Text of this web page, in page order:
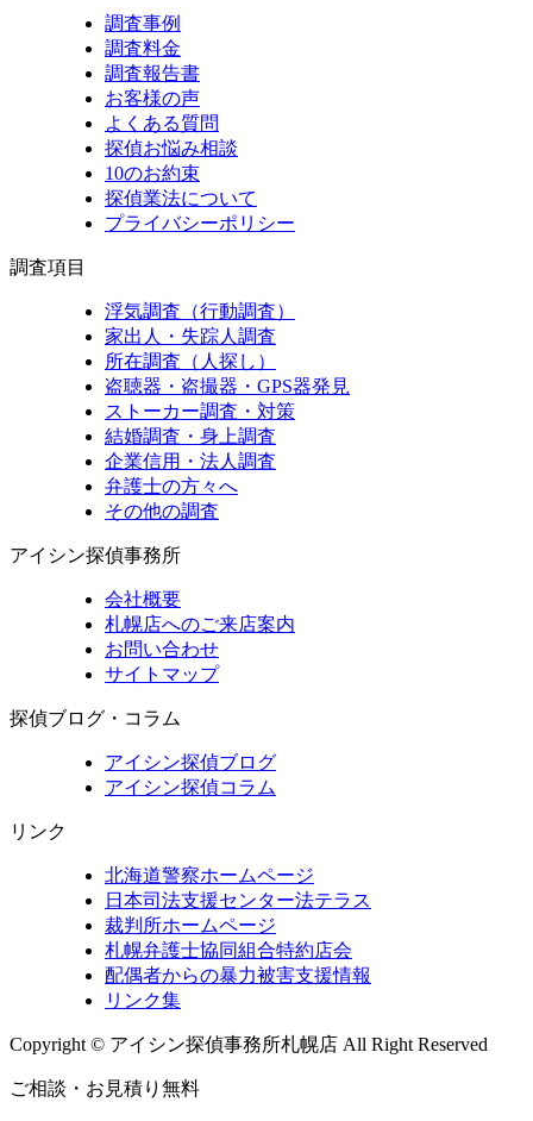
調査事例
調査料金
調査報告書
お客様の声
よくある質問
探偵お悩み相談
10のお約束
探偵業法について
プライバシーポリシー
調査項目
浮気調査（行動調査）
家出人・失踪人調査
所在調査（人探し）
盗聴器・盗撮器・GPS器発見
ストーカー調査・対策
結婚調査・身上調査
企業信用・法人調査
弁護士の方々へ
その他の調査
アイシン探偵事務所
会社概要
札幌店へのご来店案内
お問い合わせ
サイトマップ
探偵ブログ・コラム
アイシン探偵ブログ
アイシン探偵コラム
リンク
北海道警察ホームページ
日本司法支援センター法テラス
裁判所ホームページ
札幌弁護士協同組合特約店会
配偶者からの暴力被害支援情報
リンク集
Copyright © アイシン探偵事務所札幌店 All Right Reserved
ご相談・お見積り無料